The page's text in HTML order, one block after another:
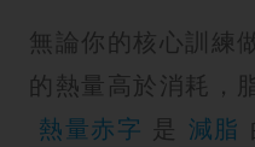
無論你的核心訓練
的熱量高於消耗，
熱量赤字 是 減脂